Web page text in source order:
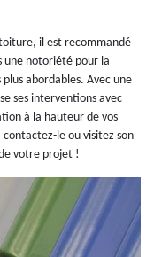
il est recommandé
une notoriété pour la
abordables. Avec une
ses interventions avec
à la hauteur de vos
le ou visitez son
votre projet !